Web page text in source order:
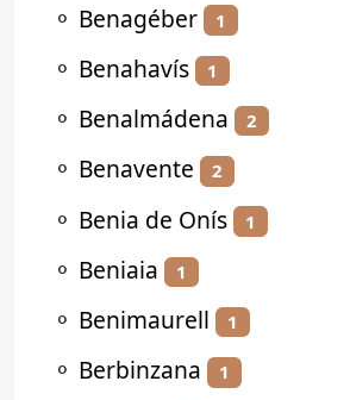
⚬ Benagéber 1
⚬ Benahavís 1
⚬ Benalmádena 2
⚬ Benavente 2
⚬ Benia de Onís 1
⚬ Beniaia 1
⚬ Benimaurell 1
⚬ Berbinzana 1